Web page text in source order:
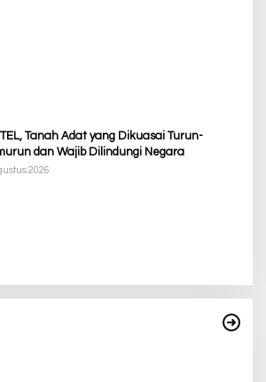
Tanah Adat yang Dikuasai Turun-
dan Wajib Dilindungi Negara
2026
Sembako dari Yayasan YNS
Ekonomi, Lainnya, Politik